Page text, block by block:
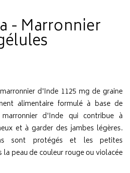
- Marronnier
d'Inde 1125 mg de graine
alimentaire formulé à base de
d'Inde qui contribue à
et à garder des jambes légères.
sont protégés et les petites
la peau de couleur rouge ou violacée